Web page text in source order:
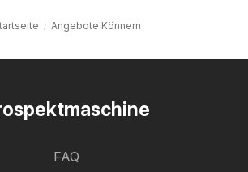
Angebote Könnern
FAQ